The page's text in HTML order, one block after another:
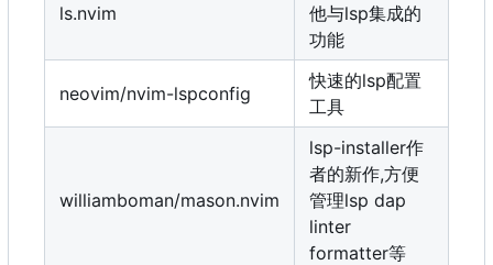
ls.nvim
他与lsp集成的
功能
neovim/nvim-lspconfig
快速的lsp配置
工具
williamboman/mason.nvim
lsp-installer作
者的新作,方便
管理lsp dap
linter
formatter等